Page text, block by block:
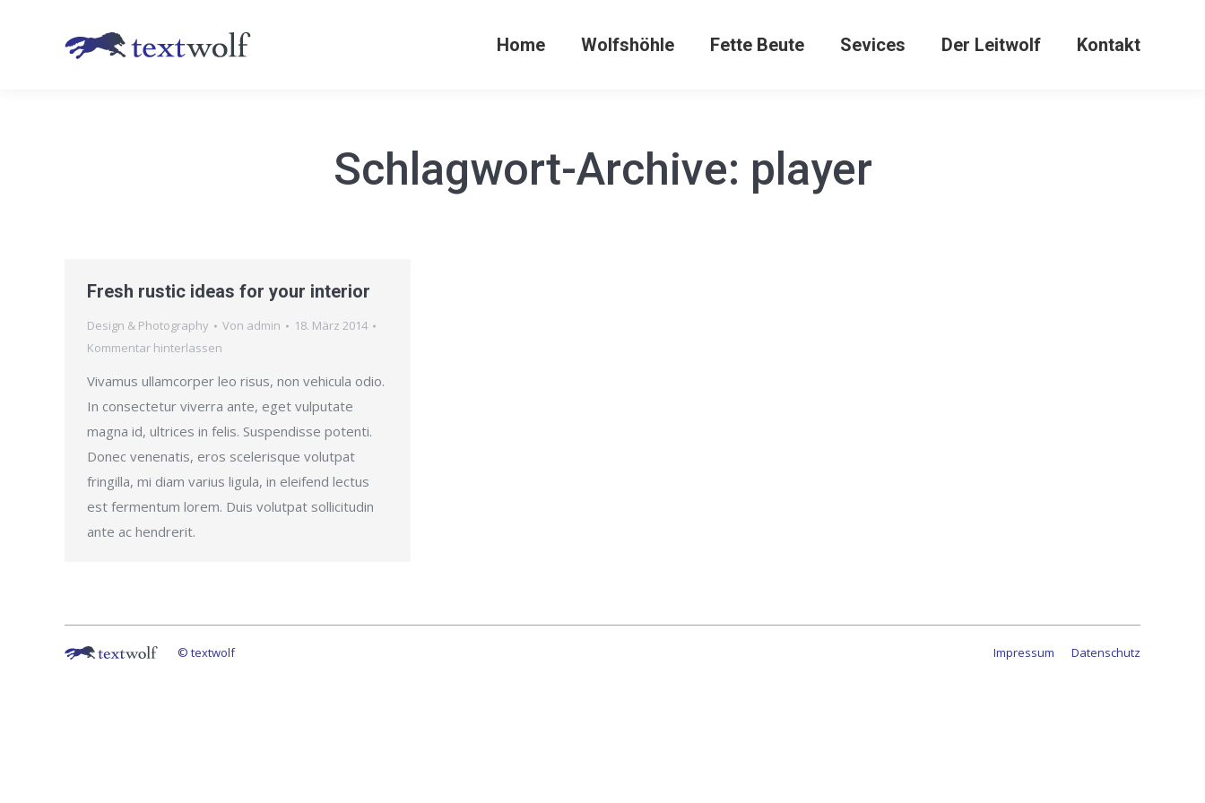
Home Wolfshöhle Fette Beute Sevices Der Leitwolf Kontakt
Schlagwort-Archive: player
Fresh rustic ideas for your interior
Design & Photography Von admin
18. März 2014
Kommentar hinterlassen
Vivamus ullamcorper leo risus, non vehicula odio.
In consectetur viverra ante, eget vulputate
magna id, ultrices in felis. Suspendisse potenti.
Donec venenatis, eros scelerisque volutpat
fringilla, mi diam varius ligula, in eleifend lectus
est fermentum lorem. Duis volutpat sollicitudin
ante ac hendrerit.
© textwolf Impressum Datenschutz